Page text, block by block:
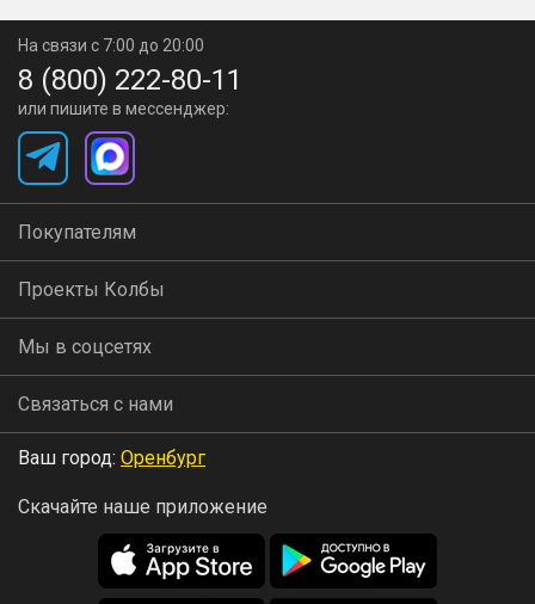
На связи с 7:00 до 20:00
8 (800) 222-80-11
или пишите в мессенджер:
Покупателям
Проекты Колбы
Мы в соцсетях
Связаться с нами
Ваш город: Оренбург
Скачайте наше приложение